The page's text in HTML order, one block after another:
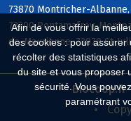
Afin de vous offrir la
des cookies : pour
récolter des statistiques
du site et vous proposer
sécurité. Vous
paramétrant
73870 Montricher-
73300 Pontamafrey-
de-Maurienne, 73870 St-
Biocoop.fr